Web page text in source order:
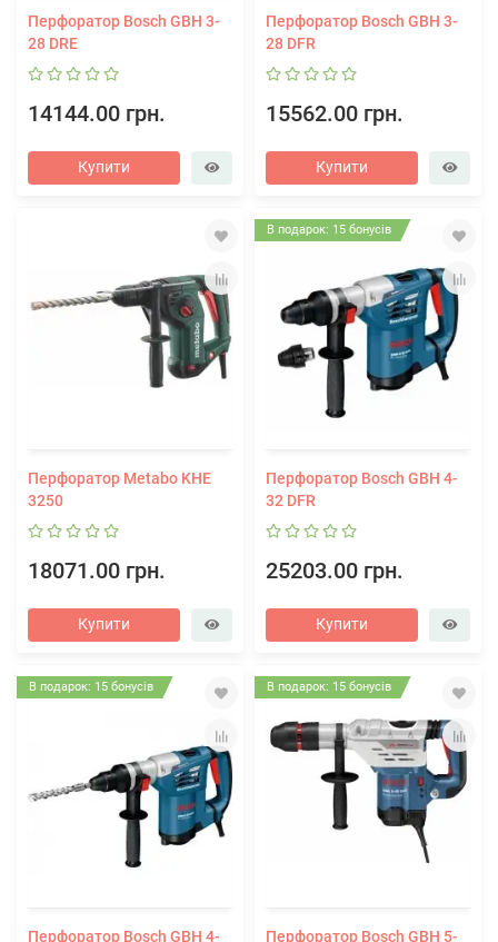
Перфоратор Bosch GBH 3-
28 DRE
14144.00 грн.
Купити
Перфоратор Bosch GBH 3-
28 DFR
15562.00 грн.
Купити
Перфоратор Metabo KHE
3250
18071.00 грн.
Купити
В подарок: 15 бонусів
Перфоратор Bosch GBH 4-
32 DFR
25203.00 грн.
Купити
В подарок: 15 бонусів
Перфоратор Bosch GBH 4-
В подарок: 15 бонусів
Перфоратор Bosch GBH 5-